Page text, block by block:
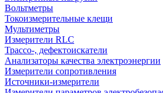
Вольтметры
Токоизмерительные клещи
Мультиметры
Измерители RLC
Трассо-, дефектоискатели
Анализаторы качества электроэнергии
Измерители сопротивления
Источники-измерители